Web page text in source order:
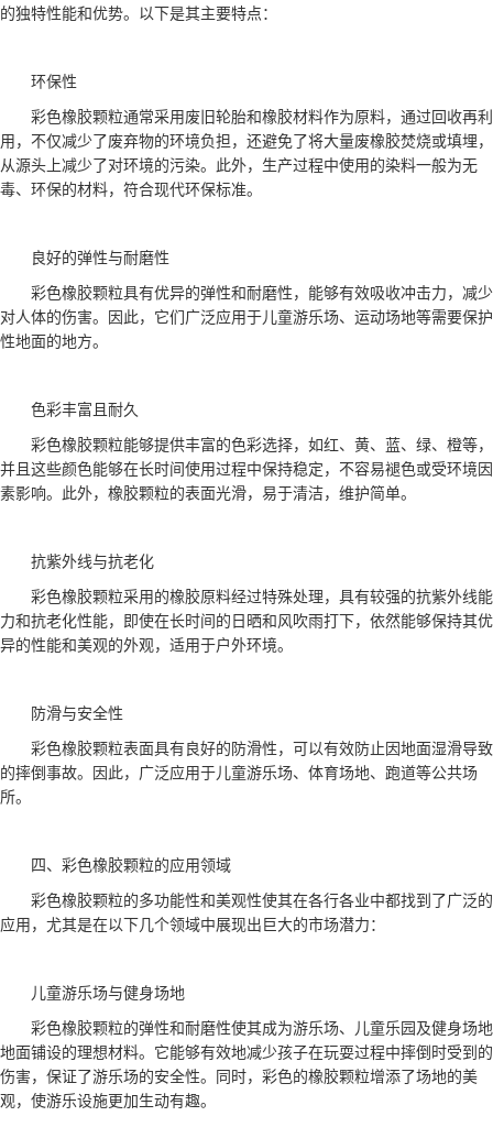
的独特性能和优势。以下是其主要特点：
环保性
彩色橡胶颗粒通常采用废旧轮胎和橡胶材料作为原料，通过回收再利
用，不仅减少了废弃物的环境负担，还避免了将大量废橡胶焚烧或填埋，
从源头上减少了对环境的污染。此外，生产过程中使用的染料一般为无
毒、环保的材料，符合现代环保标准。
良好的弹性与耐磨性
彩色橡胶颗粒具有优异的弹性和耐磨性，能够有效吸收冲击力，减少
对人体的伤害。因此，它们广泛应用于儿童游乐场、运动场地等需要保护
性地面的地方。
色彩丰富且耐久
彩色橡胶颗粒能够提供丰富的色彩选择，如红、黄、蓝、绿、橙等，
并且这些颜色能够在长时间使用过程中保持稳定，不容易褪色或受环境因
素影响。此外，橡胶颗粒的表面光滑，易于清洁，维护简单。
抗紫外线与抗老化
彩色橡胶颗粒采用的橡胶原料经过特殊处理，具有较强的抗紫外线能
力和抗老化性能，即使在长时间的日晒和风吹雨打下，依然能够保持其优
异的性能和美观的外观，适用于户外环境。
防滑与安全性
彩色橡胶颗粒表面具有良好的防滑性，可以有效防止因地面湿滑导致
的摔倒事故。因此，广泛应用于儿童游乐场、体育场地、跑道等公共场
所。
四、彩色橡胶颗粒的应用领域
彩色橡胶颗粒的多功能性和美观性使其在各行各业中都找到了广泛的
应用，尤其是在以下几个领域中展现出巨大的市场潜力：
儿童游乐场与健身场地
彩色橡胶颗粒的弹性和耐磨性使其成为游乐场、儿童乐园及健身场地
地面铺设的理想材料。它能够有效地减少孩子在玩耍过程中摔倒时受到的
伤害，保证了游乐场的安全性。同时，彩色的橡胶颗粒增添了场地的美
观，使游乐设施更加生动有趣。